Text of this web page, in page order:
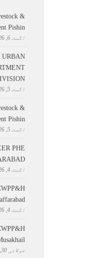
&
Pishin
اگست 6, 2026
URBAN
اگست 5, 2026
&
Pishin
اگست 5, 2026
PHE
اگست 4, 2026
اگست 4, 2026
جولائی 30, 2026